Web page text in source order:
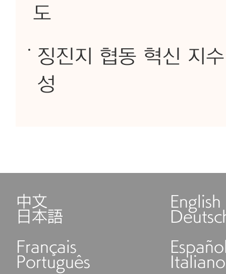
도
징진지 협동 혁신 지
성
中文 English
日本語
Français
Português Italiano